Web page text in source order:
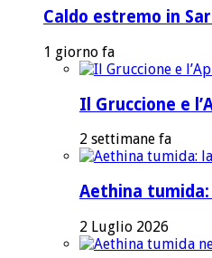
Caldo estremo in
1 giorno fa
Il Gruccione e
2 settimane fa
Aethina tumida:
2 Luglio 2026